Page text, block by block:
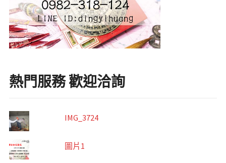
熱門服務 歡迎洽詢
IMG_3724
圖片1